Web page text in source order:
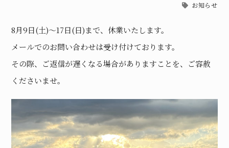
お知らせ
8月9日(土)〜17日(日)まで、休業いたします。
メールでのお問い合わせは受け付けております。
その際、ご返信が遅くなる場合がありますことを、ご容赦
くださいませ。